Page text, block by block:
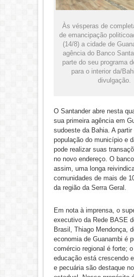
Às vésperas de
de emancipação
(14/8) a cidade de
agência do Banco
parte do seu programa
para o interior da/
divulgação.
O Santander abre nesta
sua primeira agência em
sudoeste da Bahia. A partir
população do município e
pode realizar suas
no novo endereço. O
assim, uma longa
comunidades de mais de
da região da Serra Geral.
Em nota à imprensa, o
executivo da Rede BASE
Brasil, Thiago Mendonça,
economia de Guanambi é
comércio regional é forte;
educação está crescendo
e pecuária são destaque